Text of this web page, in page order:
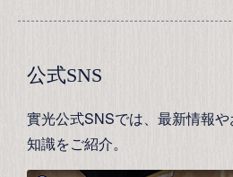
公式SNS
實光公式SNSでは、最新情報
知識をご紹介。